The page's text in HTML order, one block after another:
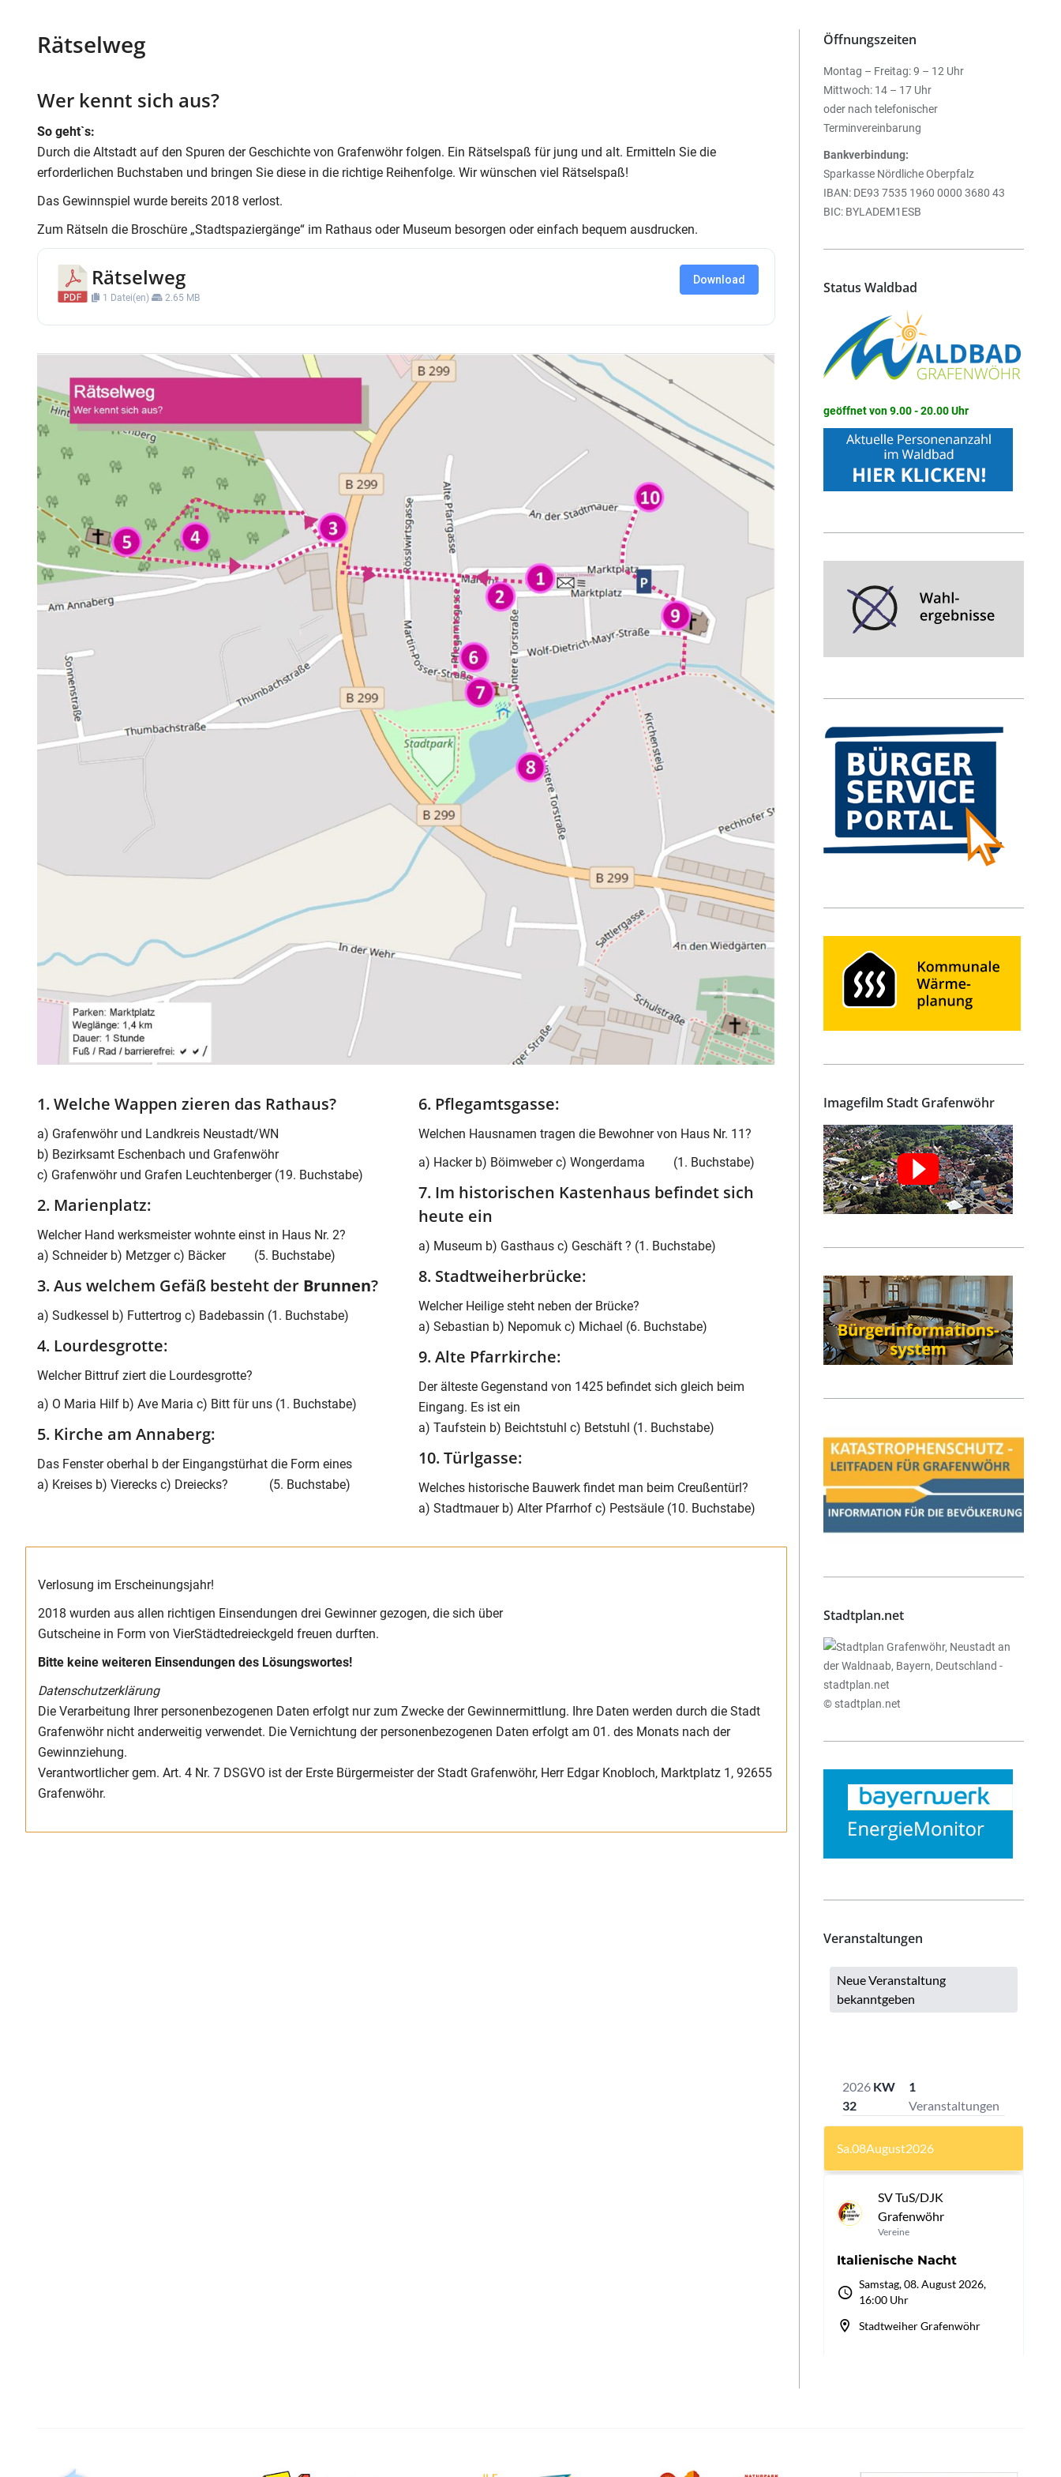
Rätselweg
Wer kennt sich aus?
So geht`s:
Durch die Altstadt auf den Spuren der Geschichte von Grafenwöhr folgen. Ein Rätselspaß für jung und alt. Ermitteln Sie die
erforderlichen Buchstaben und bringen Sie diese in die richtige Reihenfolge. Wir wünschen viel Rätselspaß!
Das Gewinnspiel wurde bereits 2018 verlost.
Zum Rätseln die Broschüre „Stadtspaziergänge“ im Rathaus oder Museum besorgen oder einfach bequem ausdrucken.
Rätselweg
1 Datei(en) 2.65 MB
Download
1. Welche Wappen zieren das Rathaus?
a) Grafenwöhr und Landkreis Neustadt/WN
b) Bezirksamt Eschenbach und Grafenwöhr
c) Grafenwöhr und Grafen Leuchtenberger (19. Buchstabe)
2. Marienplatz:
Welcher Hand werksmeister wohnte einst in Haus Nr. 2?
a) Schneider b) Metzger c) Bäcker (5. Buchstabe)
3. Aus welchem Gefäß besteht der Brunnen?
a) Sudkessel b) Futtertrog c) Badebassin (1. Buchstabe)
4. Lourdesgrotte:
Welcher Bittruf ziert die Lourdesgrotte?
a) O Maria Hilf b) Ave Maria c) Bitt für uns (1. Buchstabe)
5. Kirche am Annaberg:
Das Fenster oberhal b der Eingangstürhat die Form eines
a) Kreises b) Vierecks c) Dreiecks? (5. Buchstabe)
6. Pflegamtsgasse:
Welchen Hausnamen tragen die Bewohner von Haus Nr. 11?
a) Hacker b) Böimweber c) Wongerdama (1. Buchstabe)
7. Im historischen Kastenhaus befindet sich
heute ein
a) Museum b) Gasthaus c) Geschäft ? (1. Buchstabe)
8. Stadtweiherbrücke:
Welcher Heilige steht neben der Brücke?
a) Sebastian b) Nepomuk c) Michael (6. Buchstabe)
9. Alte Pfarrkirche:
Der älteste Gegenstand von 1425 befindet sich gleich beim
Eingang. Es ist ein
a) Taufstein b) Beichtstuhl c) Betstuhl (1. Buchstabe)
10. Türlgasse:
Welches historische Bauwerk findet man beim Creußentürl?
a) Stadtmauer b) Alter Pfarrhof c) Pestsäule (10. Buchstabe)
Verlosung im Erscheinungsjahr!
2018 wurden aus allen richtigen Einsendungen drei Gewinner gezogen, die sich über
Gutscheine in Form von VierStädtedreieckgeld freuen durften.
Bitte keine weiteren Einsendungen des Lösungswortes!
Datenschutzerklärung
Die Verarbeitung Ihrer personenbezogenen Daten erfolgt nur zum Zwecke der Gewinnermittlung. Ihre Daten werden durch die Stadt
Grafenwöhr nicht anderweitig verwendet. Die Vernichtung der personenbezogenen Daten erfolgt am 01. des Monats nach der
Gewinnziehung.
Verantwortlicher gem. Art. 4 Nr. 7 DSGVO ist der Erste Bürgermeister der Stadt Grafenwöhr, Herr Edgar Knobloch, Marktplatz 1, 92655
Grafenwöhr.
Öffnungszeiten
Montag – Freitag: 9 – 12 Uhr
Mittwoch: 14 – 17 Uhr
oder nach telefonischer
Terminvereinbarung
Bankverbindung:
Sparkasse Nördliche Oberpfalz
IBAN: DE93 7535 1960 0000 3680 43
BIC: BYLADEM1ESB
Status Waldbad
geöffnet von 9.00 - 20.00 Uhr
Imagefilm Stadt Grafenwöhr
Stadtplan.net
© stadtplan.net
Veranstaltungen